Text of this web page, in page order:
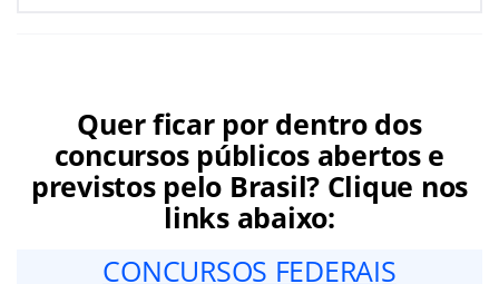
Quer ficar por dentro dos
concursos públicos abertos e
previstos pelo Brasil? Clique nos
links abaixo:
CONCURSOS FEDERAIS